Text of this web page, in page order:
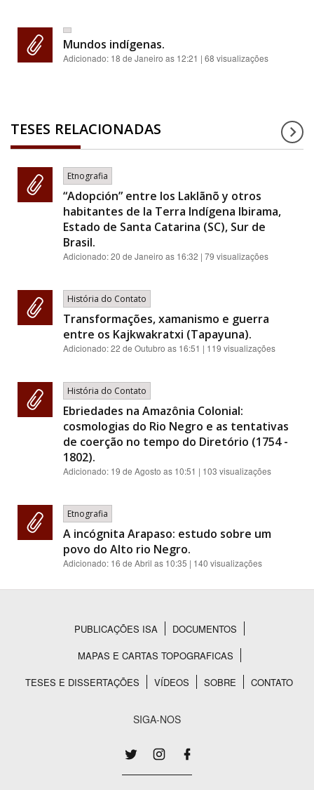
Mundos indígenas.
Adicionado: 18 de Janeiro as 12:21 | 68 visualizações
TESES RELACIONADAS
Etnografia
“Adopción” entre los Laklãnõ y otros
habitantes de la Terra Indígena Ibirama,
Estado de Santa Catarina (SC), Sur de
Brasil.
Adicionado:20 de Janeiro as 16:32 | 79 visualizações
História do Contato
Transformações, xamanismo e guerra
entre os Kajkwakratxi (Tapayuna).
Adicionado:22 de Outubro as 16:51 | 119 visualizações
História do Contato
Ebriedades na Amazônia Colonial:
cosmologias do Rio Negro e as tentativas
de coerção no tempo do Diretório (1754 -
1802).
Adicionado: 19 de Agosto as 10:51 | 103 visualizações
Etnografia
A incógnita Arapaso: estudo sobre um
povo do Alto rio Negro.
Adicionado: 16 de Abril as 10:35 | 140 visualizações
Rodapé
PUBLICAÇÕES ISA
DOCUMENTOS
MAPAS E CARTAS TOPOGRAFICAS
TESES E DISSERTAÇÕES
VÍDEOS SOBRE CONTATO
SIGA-NOS